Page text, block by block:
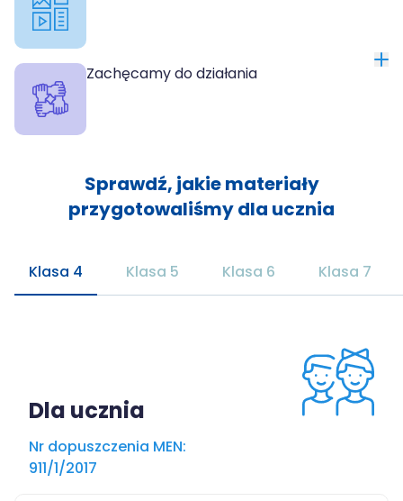
Zachęcamy do działania
Sprawdź, jakie materiały
przygotowaliśmy dla ucznia
Klasa 4 Klasa 5 Klasa 6 Klasa 7
Dla ucznia
Nr dopuszczenia MEN:
911/1/2017